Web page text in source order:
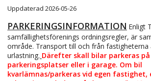
Uppdaterad 2026-05-26
PARKERINGSINFORMATION Enligt
samfällighetsförenings ordningsregler, är
område. Transport till och från
urlastning. Därefter skall bilar parkeras
parkeringsplatser eller i garage. Om bil
kvarlämnas/parkeras vid egen fastighet,